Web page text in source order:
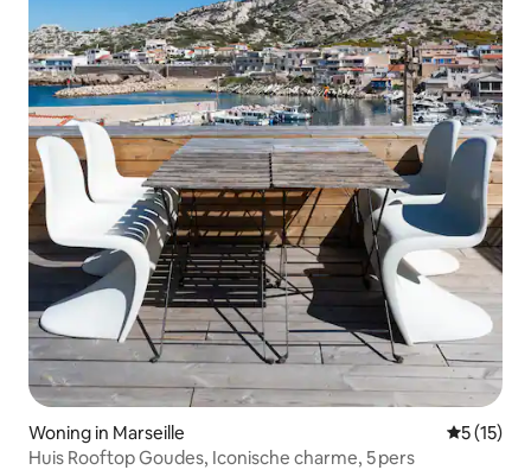
Woning in Marseille
5 (15)
Huis Rooftop Goudes, Iconische charme, 5 pers